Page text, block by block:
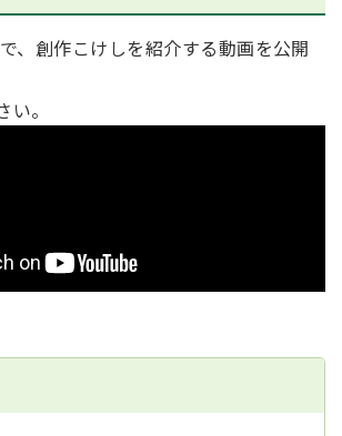
、創作こけしを紹介する動画を公開
。